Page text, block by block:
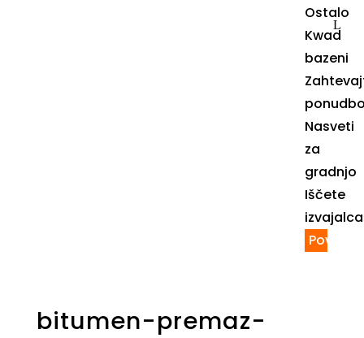
Ostalo
Kwad
bazeni
Nasveti
za
gradnjo
Iščete
bitumen-premaz-